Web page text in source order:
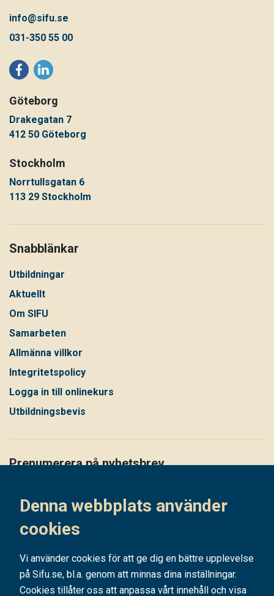
Denna webbplats använder
cookies
Vi använder cookies för att ge dig en bättre upplevelse
på Sifu.se, bl.a. genom att minnas dina inställningar.
Cookies tillåter oss att anpassa vårt innehåll och visa
info@sifu.se
031-350 55 00
Göteborg
Drakegatan 7
412 50 Göteborg
Stockholm
Norrtullsgatan 6
113 29 Stockholm
Snabblänkar
Utbildningar
Aktuellt
Om SIFU
Samarbeten
Allmänna villkor
Integritetspolicy
Logga in till onlinekurs
Utbildningsbevis
Prenumerera på nyhetsbrev
Prenumerera